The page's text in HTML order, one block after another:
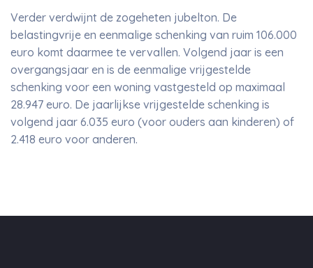
Verder verdwijnt de zogeheten jubelton. De
belastingvrije en eenmalige schenking van ruim 106.000
euro komt daarmee te vervallen. Volgend jaar is een
overgangsjaar en is de eenmalige vrijgestelde
schenking voor een woning vastgesteld op maximaal
28.947 euro. De jaarlijkse vrijgestelde schenking is
volgend jaar 6.035 euro (voor ouders aan kinderen) of
2.418 euro voor anderen.